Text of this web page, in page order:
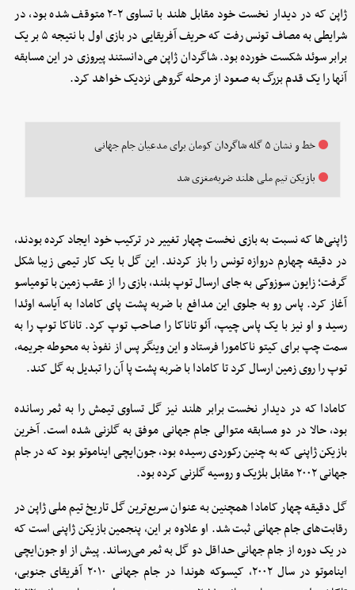
ژاپن که در دیدار نخست خود مقابل هلند با تساوی ۲-۲ متوقف شده بود، در
شرایطی به مصاف تونس رفت که حریف آفریقایی در بازی اول با نتیجه ۵ بر یک
برابر سوئد شکست خورده بود. شاگردان ژاپن می‌دانستند پیروزی در این مسابقه
آنها را یک قدم بزرگ به صعود از مرحله گروهی نزدیک خواهد کرد.
خط و نشان ۵ گله شاگردان کومان برای مدعیان جام جهانی
بازیکن تیم ملی هلند ضربه‌مغزی شد
ژاپنی‌ها که نسبت به بازی نخست چهار تغییر در ترکیب خود ایجاد کرده بودند،
در دقیقه چهارم دروازه تونس را باز کردند. این گل با یک کار تیمی زیبا شکل
گرفت؛ زایون سوزوکی به جای ارسال توپ بلند، بازی را از عقب زمین با تومیاسو
آغاز کرد. پاس رو به جلوی این مدافع با ضربه پشت پای کامادا به آیاسه اوئدا
رسید و او نیز با یک پاس چیپ، آئو تاناکا را صاحب توپ کرد. تاناکا توپ را به
سمت چپ برای کیتو ناکامورا فرستاد و این وینگر پس از نفوذ به محوطه جریمه،
توپ را روی زمین ارسال کرد تا کامادا با ضربه پشت پا آن را تبدیل به گل کند.
کامادا که در دیدار نخست برابر هلند نیز گل تساوی تیمش را به ثمر رسانده
بود، حالا در دو مسابقه متوالی جام جهانی موفق به گلزنی شده است. آخرین
بازیکن ژاپنی که به چنین رکوردی رسیده بود، جون‌ایچی ایناموتو بود که در جام
جهانی ۲۰۰۲ مقابل بلژیک و روسیه گلزنی کرده بود.
گل دقیقه چهار کامادا همچنین به عنوان سریع‌ترین گل تاریخ تیم ملی ژاپن در
رقابت‌های جام جهانی ثبت شد. او علاوه بر این، پنجمین بازیکن ژاپنی است که
در یک دوره از جام جهانی حداقل دو گل به ثمر می‌رساند. پیش از او جون‌ایچی
ایناموتو در سال ۲۰۰۲، کیسوکه هوندا در جام جهانی ۲۰۱۰ آفریقای جنوبی،